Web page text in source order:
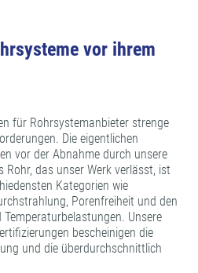
vor ihrem
für Rohrsystemanbieter strenge
Die eigentlichen
vor der Abnahme durch unsere
Rohr, das unser Werk verlässt, ist
Kategorien wie
Porenfreiheit und den
Unsere
bescheinigen die
und die überdurchschnittlich